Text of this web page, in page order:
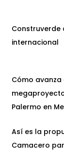
Construverde
internacional
Cómo
Palermo en
Así es la
Camacero